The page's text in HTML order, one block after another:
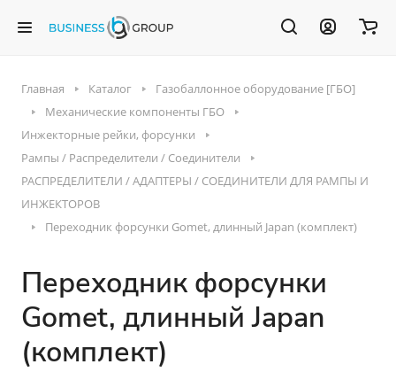
Главная Каталог
Газобаллонное оборудование [ГБО]
Механические компоненты ГБО
Инжекторные рейки, форсунки
Рампы / Распределители / Соединители
РАСПРЕДЕЛИТЕЛИ / АДАПТЕРЫ / СОЕДИНИТЕЛИ ДЛЯ РАМПЫ И
ИНЖЕКТОРОВ
Переходник форсунки Gomet, длинный Japan (комплект)
Переходник форсунки
Gomet, длинный Japan
(комплект)